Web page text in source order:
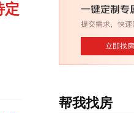
定
帮我找房